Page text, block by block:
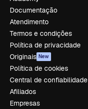
Documentação
Atendimento
Termos e condições
Política de privacidade
Originais New
Política de cookies
Central de confiabilidade
Afiliados
Empresas